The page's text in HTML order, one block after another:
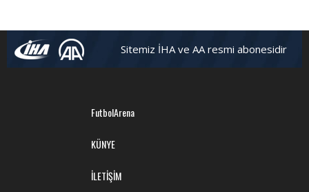
Sitemiz İHA ve AA resmi abonesidir
FutbolArena
KÜNYE
İLETİŞİM